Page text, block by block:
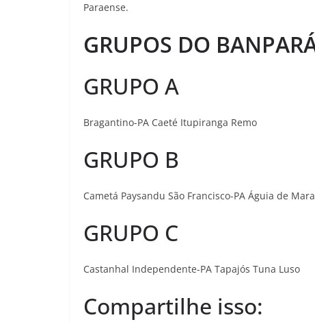
Paraense.
GRUPOS DO
GRUPO A
Bragantino-PA Caeté Itupiranga Remo
GRUPO B
Cametá Paysandu São Francisco-PA Águia de
GRUPO C
Castanhal Independente-PA Tapajós Tuna Luso
Compartilhe isso: